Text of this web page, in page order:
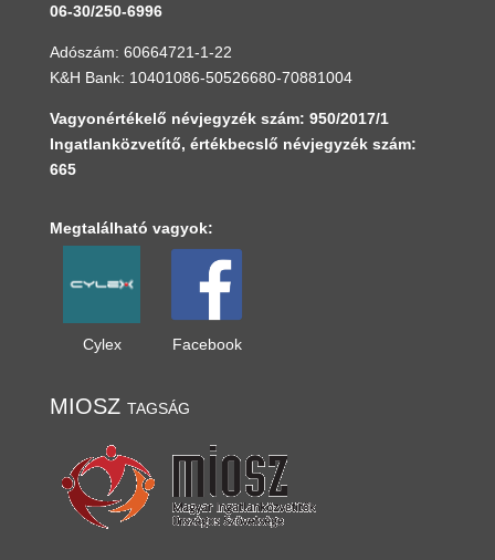
06-30/250-6996
Adószám: 60664721-1-22
K&H Bank: 10401086-50526680-70881004
Vagyonértékelő névjegyzék szám: 950/2017/1
Ingatlanközvetítő, értékbecslő névjegyzék szám:
665
Megtalálható vagyok:
Cylex Facebook
MIOSZ tagság